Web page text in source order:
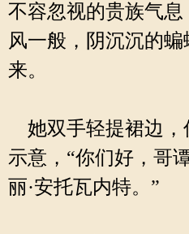
不容忽视的贵族气
风一般，阴沉沉的
来。
她双手轻提裙边，
示意，“你们好，哥
丽·安托瓦内特。”